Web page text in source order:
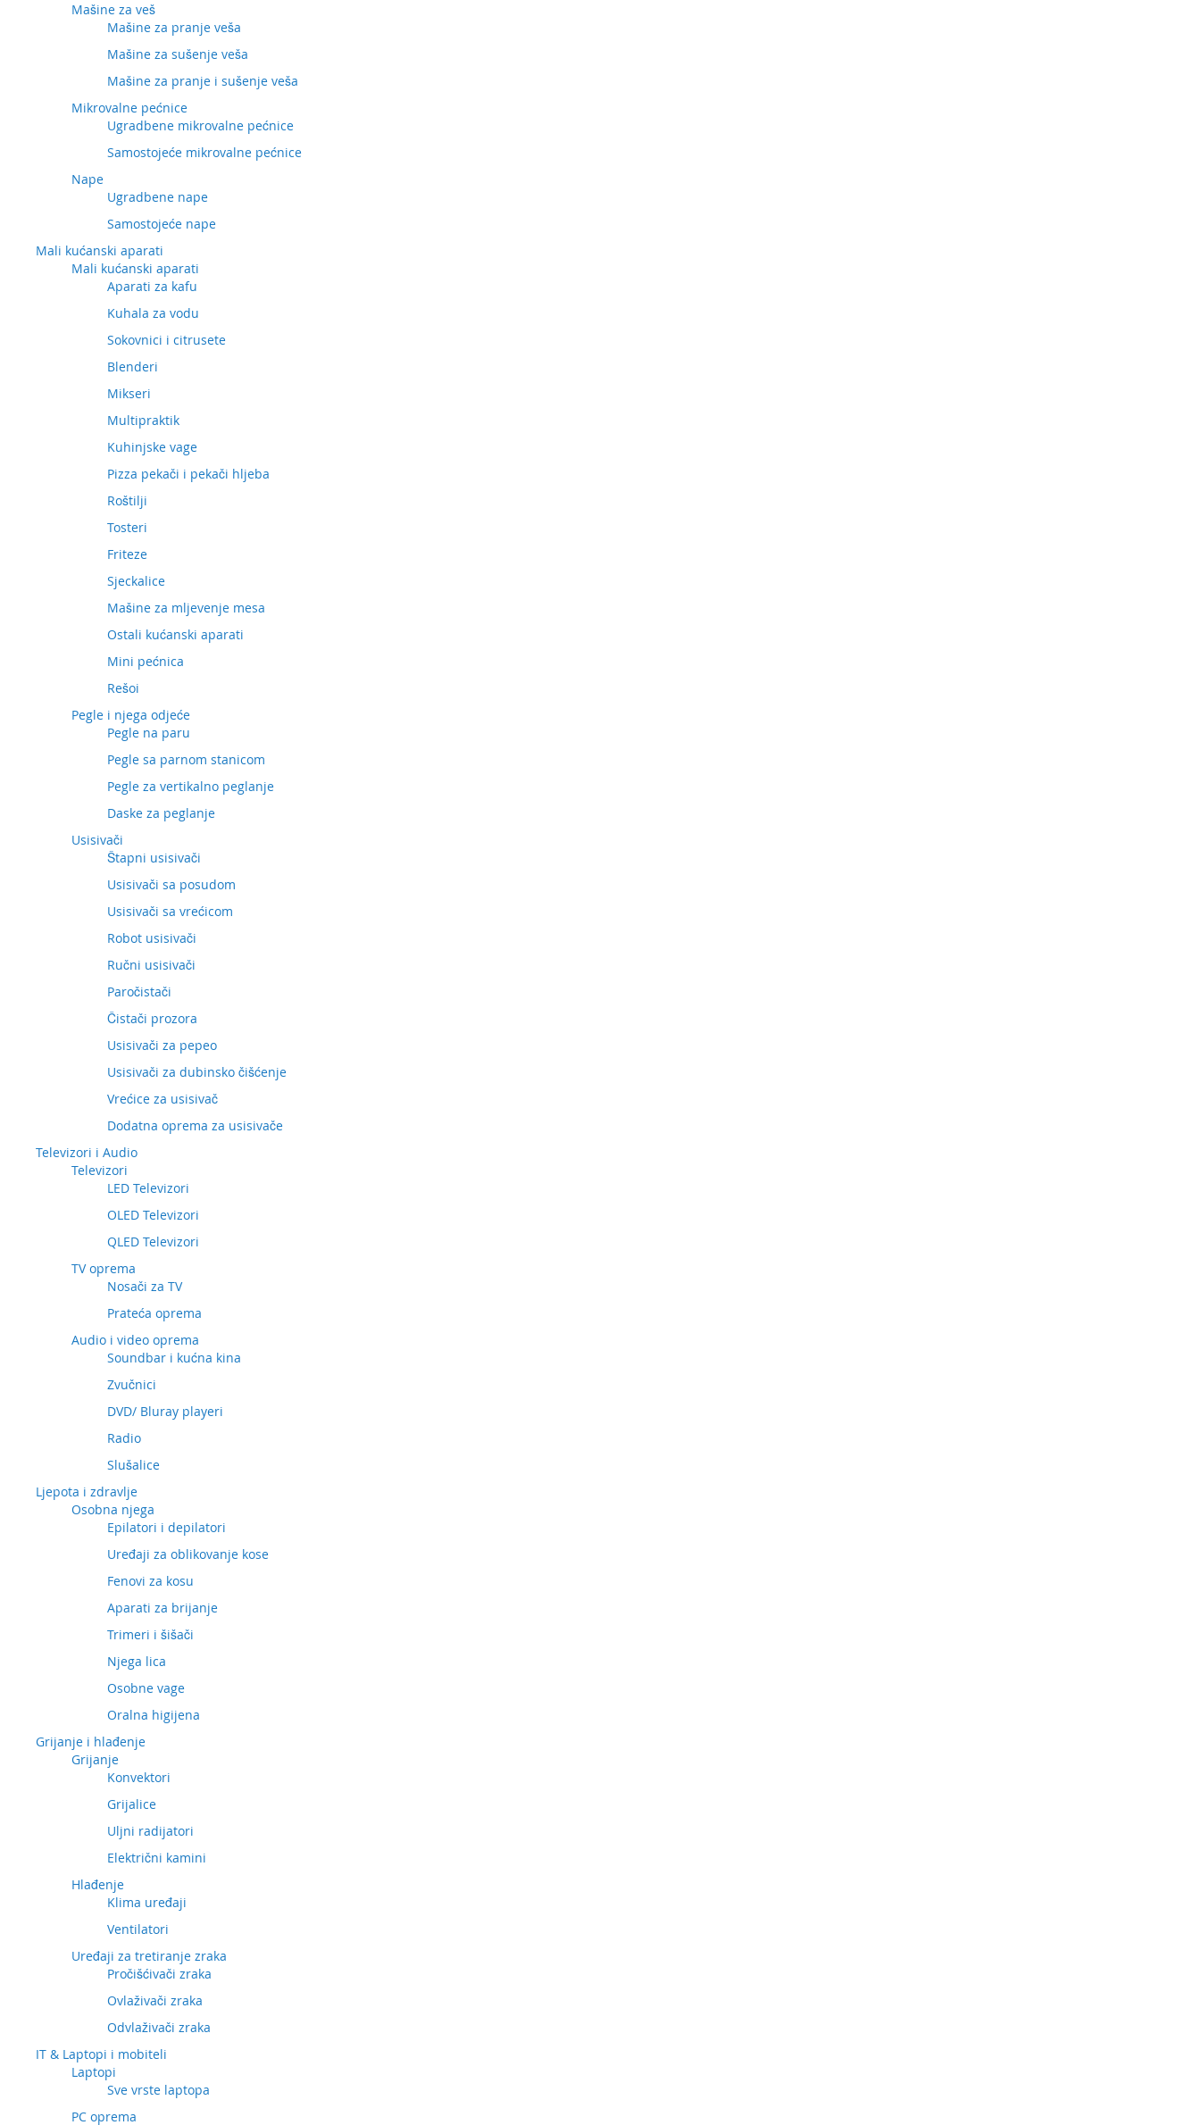
Mašine za veš
Mašine za pranje veša
Mašine za sušenje veša
Mašine za pranje i sušenje veša
Mikrovalne pećnice
Ugradbene mikrovalne pećnice
Samostojeće mikrovalne pećnice
Nape
Ugradbene nape
Samostojeće nape
Mali kućanski aparati
Mali kućanski aparati
Aparati za kafu
Kuhala za vodu
Sokovnici i citrusete
Blenderi
Mikseri
Multipraktik
Kuhinjske vage
Pizza pekači i pekači hljeba
Roštilji
Tosteri
Friteze
Sjeckalice
Mašine za mljevenje mesa
Ostali kućanski aparati
Mini pećnica
Rešoi
Pegle i njega odjeće
Pegle na paru
Pegle sa parnom stanicom
Pegle za vertikalno peglanje
Daske za peglanje
Usisivači
Štapni usisivači
Usisivači sa posudom
Usisivači sa vrećicom
Robot usisivači
Ručni usisivači
Paročistači
Čistači prozora
Usisivači za pepeo
Usisivači za dubinsko čišćenje
Vrećice za usisivač
Dodatna oprema za usisivače
Televizori i Audio
Televizori
LED Televizori
OLED Televizori
QLED Televizori
TV oprema
Nosači za TV
Prateća oprema
Audio i video oprema
Soundbar i kućna kina
Zvučnici
DVD/ Bluray playeri
Radio
Slušalice
Ljepota i zdravlje
Osobna njega
Epilatori i depilatori
Uređaji za oblikovanje kose
Fenovi za kosu
Aparati za brijanje
Trimeri i šišači
Njega lica
Osobne vage
Oralna higijena
Grijanje i hlađenje
Grijanje
Konvektori
Grijalice
Uljni radijatori
Električni kamini
Hlađenje
Klima uređaji
Ventilatori
Uređaji za tretiranje zraka
Pročišćivači zraka
Ovlaživači zraka
Odvlaživači zraka
IT & Laptopi i mobiteli
Laptopi
Sve vrste laptopa
PC oprema